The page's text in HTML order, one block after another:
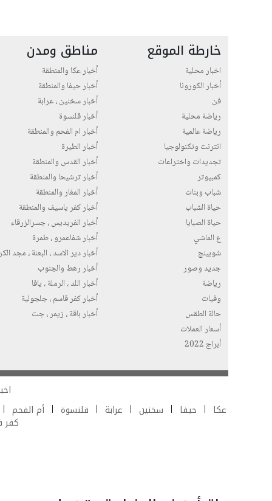
خارطة الموقع
اخبار محلية
أخبار الكورونا
فن
رياضة محلية
رياضة عالمية
انترنت وتكنولوجيا
تجديدات واختراعات
كمبيوتر
شباب وبنات
حياة الشباب
حياة الصبايا
ع الماشي
شوبينج
جديد وصور
رياضة
وفيات
حالة الطقس
أسعار العملات
أبراج 2022
مناطق ومدن
أخبار عكا والمنطقة
أخبار حيفا والمنطقة
أخبار سخنين ، عرابة
أخبار قلنسوة
أخبار ام الفحم والمنطقة
أخبار الطيرة
أخبار القدس والمنطقة
أخبار ترشيحا والمنطقة
أخبار المغار والمنطقة
أخبار كفر ياسيف والمنطقة
أخبار الفريديس ، جسرالزرقاء
أخبار شفاعمرو ، طمرة
أخبار دير الاسد ، البعنة ، مجد
أخبار رهط والجنوب
أخبار اللد ، الرملة ، يافا
أخبار كفر قاسم ، جلجولية
أخبار باقة ، زيمر ، جت
عكا
حيفا سخنين عرابة قلنسوة أم الفحم
كفر